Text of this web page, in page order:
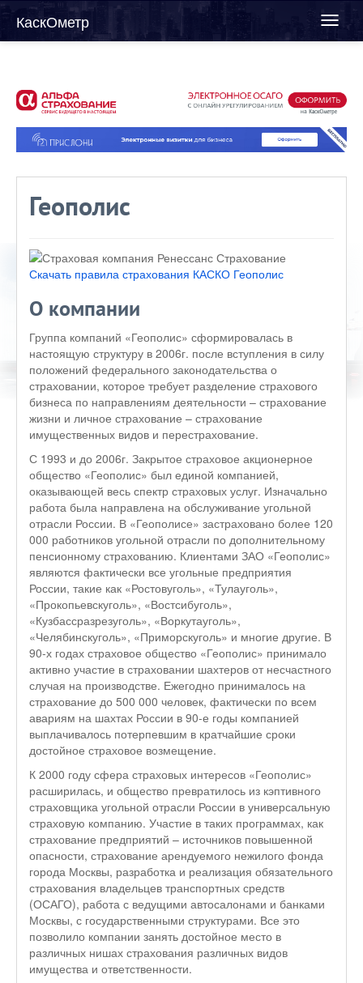
Toggle
КаскОметр
Геополис
Скачать правила страхования КАСКО Геополис
О компании
Группа компаний «Геополис» сформировалась в
настоящую структуру в 2006г. после вступления в силу
положений федерального законодательства о
страховании, которое требует разделение страхового
бизнеса по направлениям деятельности – страхование
жизни и личное страхование – страхование
имущественных видов и перестрахование.
С 1993 и до 2006г. Закрытое страховое акционерное
общество «Геополис» был единой компанией,
оказывающей весь спектр страховых услуг. Изначально
работа была направлена на обслуживание угольной
отрасли России. В «Геополисе» застраховано более 120
000 работников угольной отрасли по дополнительному
пенсионному страхованию. Клиентами ЗАО «Геополис»
являются фактически все угольные предприятия
России, такие как «Ростовуголь», «Тулауголь»,
«Прокопьевскуголь», «Востсибуголь»,
«Кузбассразрезуголь», «Воркутауголь»,
«Челябинскуголь», «Приморскуголь» и многие другие. В
90-х годах страховое общество «Геополис» принимало
активно участие в страховании шахтеров от несчастного
случая на производстве. Ежегодно принималось на
страхование до 500 000 человек, фактически по всем
авариям на шахтах России в 90-е годы компанией
выплачивалось потерпевшим в кратчайшие сроки
достойное страховое возмещение.
К 2000 году сфера страховых интересов «Геополис»
расширилась, и общество превратилось из кэптивного
страховщика угольной отрасли России в универсальную
страховую компанию. Участие в таких программах, как
страхование предприятий – источников повышенной
опасности, страхование арендуемого нежилого фонда
города Москвы, разработка и реализация обязательного
страхования владельцев транспортных средств
(ОСАГО), работа с ведущими автосалонами и банками
Москвы, с государственными структурами. Все это
позволило компании занять достойное место в
различных нишах страхования различных видов
имущества и ответственности.